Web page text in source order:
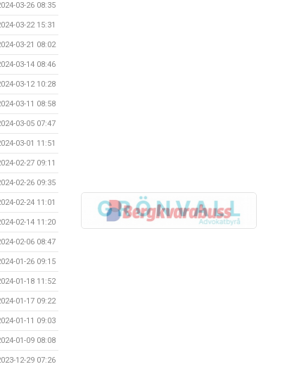
03-26 08:35
03-22 15:31
03-21 08:02
03-14 08:46
03-12 10:28
03-11 08:58
03-05 07:47
03-01 11:51
02-27 09:11
02-26 09:35
02-24 11:01
02-14 11:20
02-06 08:47
01-26 09:15
01-18 11:52
01-17 09:22
01-11 09:03
01-09 08:08
12-29 07:26